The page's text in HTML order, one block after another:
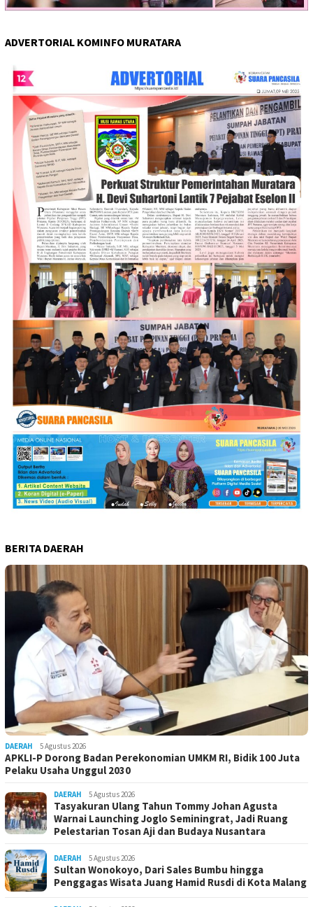
ADVERTORIAL KOMINFO MURATARA
BERITA DAERAH
DAERAH 5 Agustus 2026
APKLI-P Dorong Badan Perekonomian UMKM RI, Bidik 100 Juta
Pelaku Usaha Unggul 2030
DAERAH 5 Agustus 2026
Tasyakuran Ulang Tahun Tommy Johan Agusta
Warnai Launching Joglo Seminingrat, Jadi Ruang
Pelestarian Tosan Aji dan Budaya Nusantara
DAERAH 5 Agustus 2026
Sultan Wonokoyo, Dari Sales Bumbu hingga
Penggagas Wisata Juang Hamid Rusdi di Kota Malang